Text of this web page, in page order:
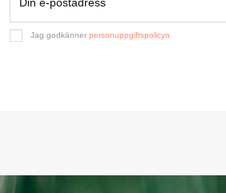
Jag godkänner personuppgiftspolicyn